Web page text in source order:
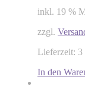
inkl. 19 %
zzgl.
Lieferzeit: 3
In den